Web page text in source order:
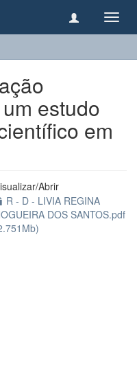
estudo
em
Abrir
R - D - LIVIA REGINA
DOS SANTOS.pdf